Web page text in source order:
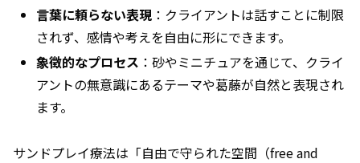
言葉に頼らない表現 ：クライアントは話すことに制限
されず、感情や考えを自由に形にできます。
象徴的なプロセス ：砂やミニチュアを通じて、クライ
アントの無意識にあるテーマや葛藤が自然と表現され
ます。
サンドプレイ療法は「自由で守られた空間（free and